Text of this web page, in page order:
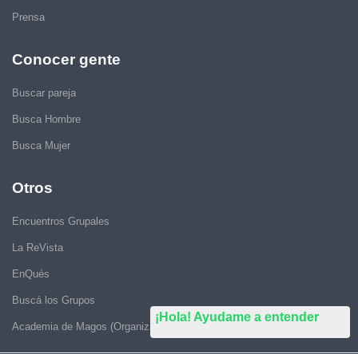
¡Hola! Ayudame a entender
Prensa
Conocer gente
Buscar pareja
Busca Hombre
Busca Mujer
Otros
Encuentros Grupales
La ReVista
EnQués
Buscá los Grupos
Academia de Magos (Organizar Encuentros)